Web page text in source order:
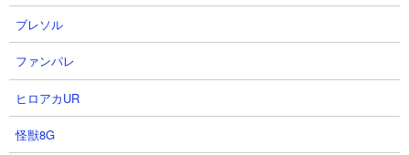
２．使徒強襲レベル13 無課金4種編成攻略
【出撃メンバー】
ブレソル
ファンパレ
ヒロアカUR
怪獣8G